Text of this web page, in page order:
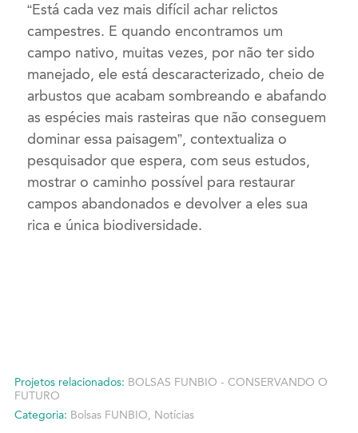
“Está cada vez mais difícil achar relictos
campestres. E quando encontramos um
campo nativo, muitas vezes, por não ter sido
manejado, ele está descaracterizado, cheio de
arbustos que acabam sombreando e abafando
as espécies mais rasteiras que não conseguem
dominar essa paisagem”, contextualiza o
pesquisador que espera, com seus estudos,
mostrar o caminho possível para restaurar
campos abandonados e devolver a eles sua
rica e única biodiversidade.
Projetos relacionados: BOLSAS FUNBIO - CONSERVANDO O
FUTURO
Categoria: Bolsas FUNBIO, Notícias